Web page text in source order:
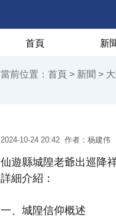
首頁 新
當前位置： 首頁 > 新聞 >
2024-10-24 20:42 作者：杨建伟
仙遊縣城隍老爺出巡降
詳細介紹：
一、城隍信仰概述